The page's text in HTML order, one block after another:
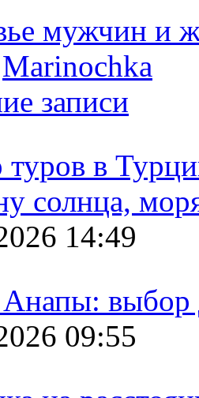
мужчин и
Marinochka
записи
в
солнца,
14:49
выбор
09:55